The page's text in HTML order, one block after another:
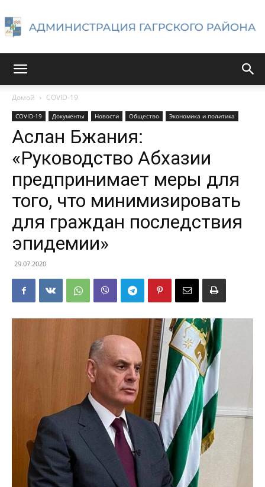
Гагрского
района
Домой COVID-19
COVID-19 Документы Новости Общество Экономика и политика
Аслан Бжания:
«Руководство Абхазии
предпринимает меры для
того, что минимизировать
для граждан последствия
эпидемии»
29.07.2020